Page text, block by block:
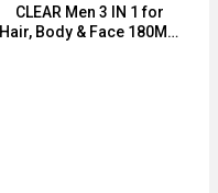
CLEAR Men 3 IN 1 for
Hair, Body & Face 180ML-